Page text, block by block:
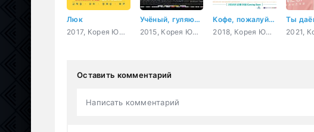
Люк
2017, Корея Южная, триллер, комедия, романтика, фэнтези
Учёный, гуляющий по ночам
2015, Корея Южная, история, мистика, романтика, фэнтези
Кофе, пожалуйста
2018, Корея Южная, комедия, романтика, фэнтези
Оставить комментарий
Написать комментарий